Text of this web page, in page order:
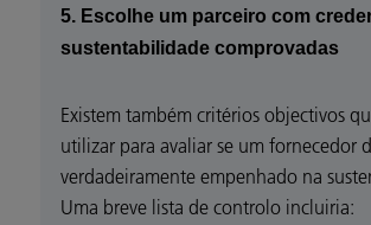
5. Escolhe um parceiro com
sustentabilidade comprovadas
Existem também critérios objectivos
utilizar para avaliar se um fornecedor
verdadeiramente empenhado na
Uma breve lista de controlo incluiria: